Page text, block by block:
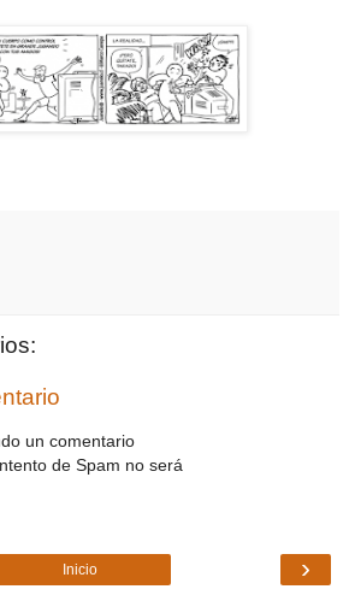
un comentario
de Spam no será
›
Inicio